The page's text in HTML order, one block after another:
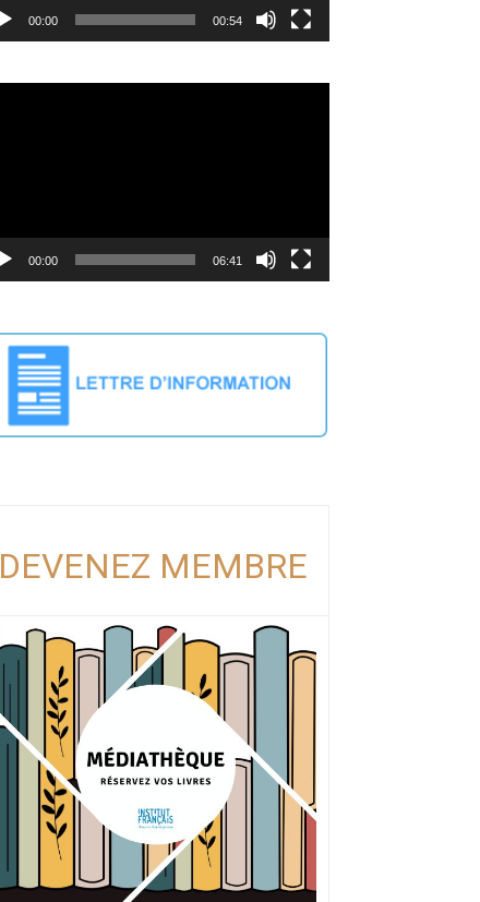
00:00 00:54
00:00 06:41
DEVENEZ MEMBRE